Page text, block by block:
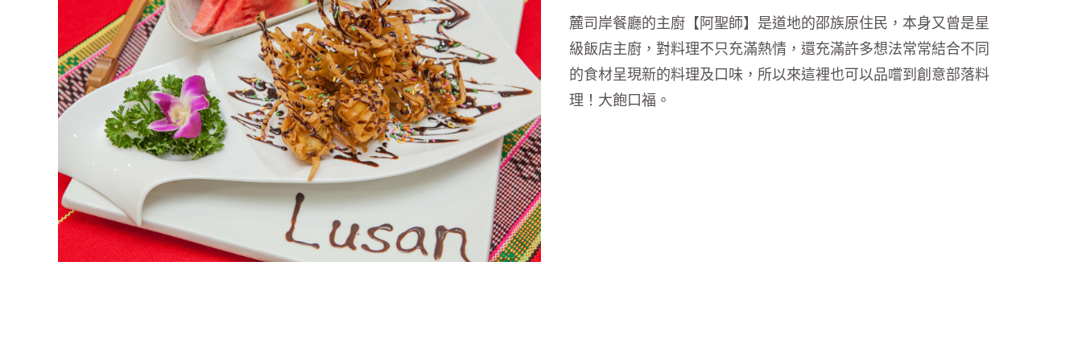
麓司岸餐廳的主廚【阿聖師】是道地的邵族原住民，本身又曾是星
級飯店主廚，對料理不只充滿熱情，還充滿許多想法常常結合不同
的食材呈現新的料理及口味，所以來這裡也可以品嚐到創意部落料
理！大飽口福。